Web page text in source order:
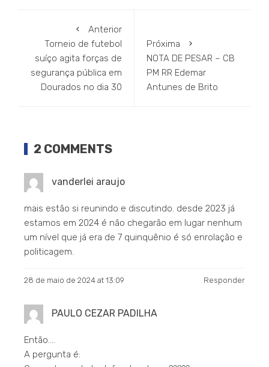
Anterior
Torneio de futebol
suíço agita forças de
segurança pública em
Dourados no dia 30
Próxima
NOTA DE PESAR – CB
PM RR Edemar
Antunes de Brito
2 COMMENTS
vanderlei araujo
mais estão si reunindo e discutindo. desde 2023 já
estamos em 2024 é não chegarão em lugar nenhum
um nível que já era de 7 quinquênio é só enrolação e
politicagem.
28 de maio de 2024 at 13:09 Responder
PAULO CEZAR PADILHA
Então….
A pergunta é: